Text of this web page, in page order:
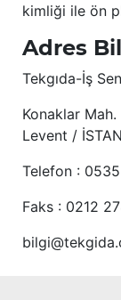
kimliği ile ön
Adres
Tekgıda-İş
Konaklar
Levent /
Telefon :
Faks : 0212